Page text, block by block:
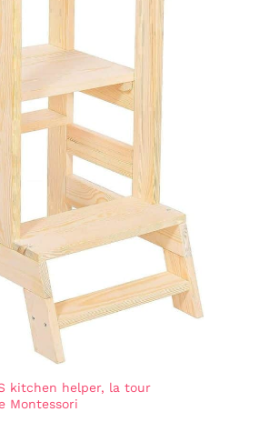
kitchen helper, la tour
Montessori